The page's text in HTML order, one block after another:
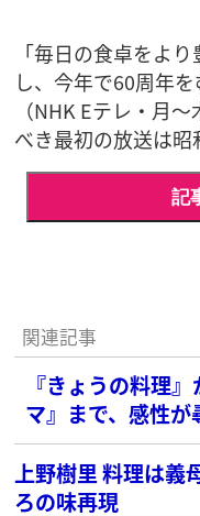
「毎日の食卓をよ
し、今年で60周年
（NHK Eテレ・月
べき最初の放送は昭
記
関連記事
『きょうの料理
マ』まで、感性
い出
上野樹里 料理は義
ろの味再現